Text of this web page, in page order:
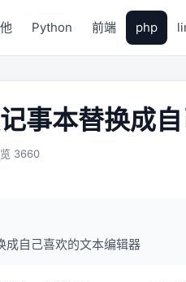
Python 前端 php
事本替换成
3660
成自己喜欢的文本编辑器